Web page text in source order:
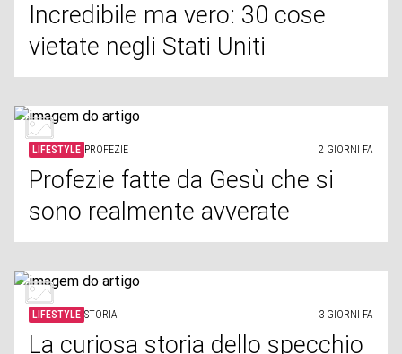
Incredibile ma vero: 30 cose
vietate negli Stati Uniti
LIFESTYLE PROFEZIE 2 GIORNI FA
Profezie fatte da Gesù che si
sono realmente avverate
LIFESTYLE STORIA 3 GIORNI FA
La curiosa storia dello specchio